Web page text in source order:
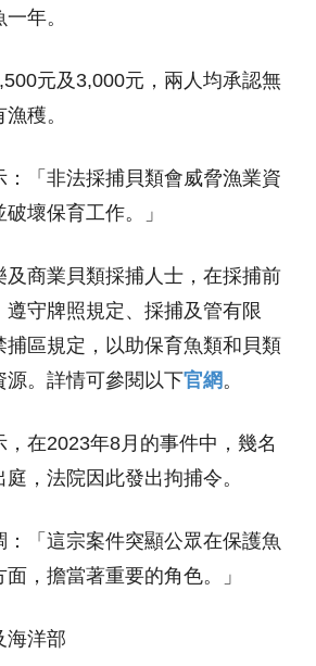
年。
元及3,000元，兩人均承認無
穫。
：「非法採捕貝類會威脅漁業資
壞保育工作。」
及商業貝類採捕人士，在採捕前
遵守牌照規定、採捕及管有限
捕區規定，以助保育魚類和貝類
源。詳情可參閱以下官網。
在2023年8月的事件中，幾名
，法院因此發出拘捕令。
：「這宗案件突顯公眾在保護魚
，擔當著重要的角色。」
海洋部